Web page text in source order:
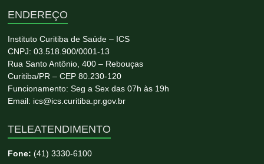
ENDEREÇO
Instituto Curitiba de Saúde – ICS
CNPJ: 03.518.900/0001-13
Rua Santo Antônio, 400 – Rebouças
Curitiba/PR – CEP 80.230-120
Funcionamento: Seg a Sex das 07h às 19h
Email: ics@ics.curitiba.pr.gov.br
TELEATENDIMENTO
Fone:(41) 3330-6100